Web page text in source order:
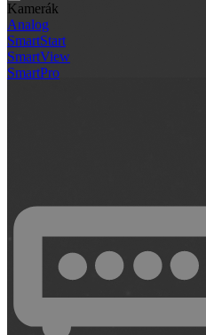
Kamerák
Analog
SmartStart
SmartView
SmartPro